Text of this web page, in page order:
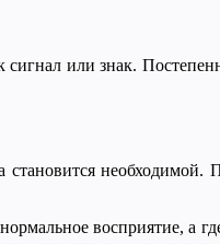
или знак.
необходимой.
восприятие, а